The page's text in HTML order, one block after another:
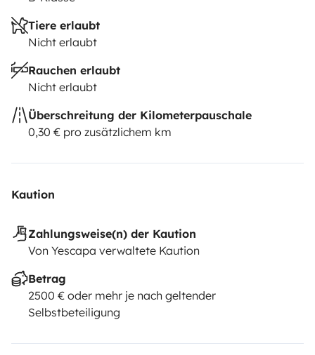
Tiere erlaubt
Nicht erlaubt
Rauchen erlaubt
Nicht erlaubt
Überschreitung der Kilometerpauschale
0,30 € pro zusätzlichem km
Kaution
Zahlungsweise(n) der Kaution
Von Yescapa verwaltete Kaution
Betrag
2500 € oder mehr je nach geltender
Selbstbeteiligung